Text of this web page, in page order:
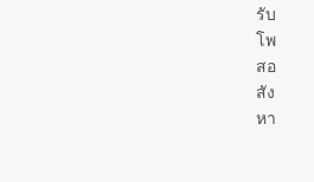
รับ
โพ
สอ
สัง
หา